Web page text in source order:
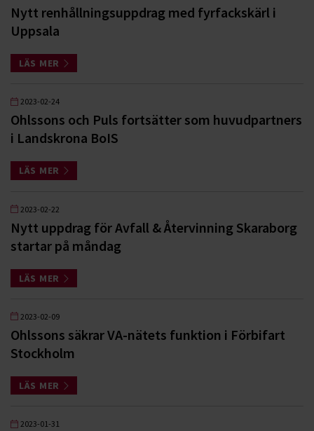
Nytt renhållningsuppdrag med fyrfackskärl i
Uppsala
LÄS MER
2023-02-24
Ohlssons och Puls fortsätter som huvudpartners
i Landskrona BoIS
LÄS MER
2023-02-22
Nytt uppdrag för Avfall & Återvinning Skaraborg
startar på måndag
LÄS MER
2023-02-09
Ohlssons säkrar VA-nätets funktion i Förbifart
Stockholm
LÄS MER
2023-01-31